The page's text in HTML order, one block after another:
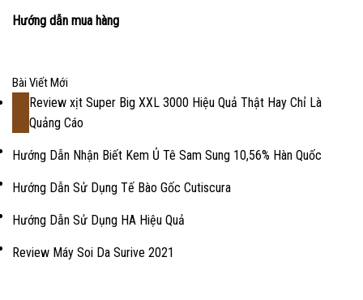
Hướng dẫn mua hàng
Bài Viết Mới
Review xịt Super Big XXL 3000 Hiệu Quả Thật Hay Chỉ Là
Quảng Cáo
Hướng Dẫn Nhận Biết Kem Ủ Tê Sam Sung 10,56% Hàn Quốc
Hướng Dẫn Sử Dụng Tế Bào Gốc Cutiscura
Hướng Dẫn Sử Dụng HA Hiệu Quả
Review Máy Soi Da Surive 2021